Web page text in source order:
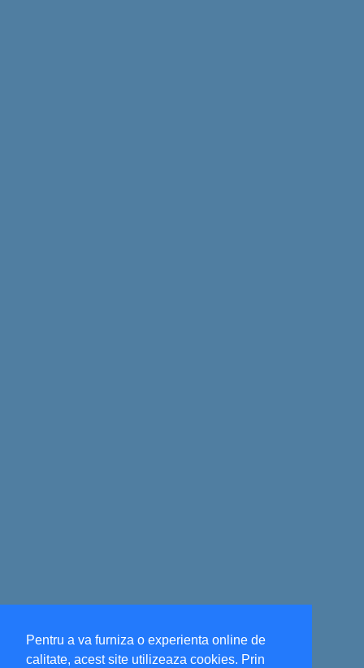
Pentru a va furniza o experienta online de
calitate, acest site utilizeaza cookies. Prin